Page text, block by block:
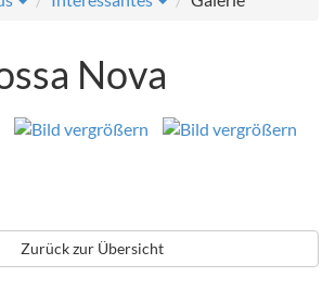
Nova
Zurück zur Übersicht